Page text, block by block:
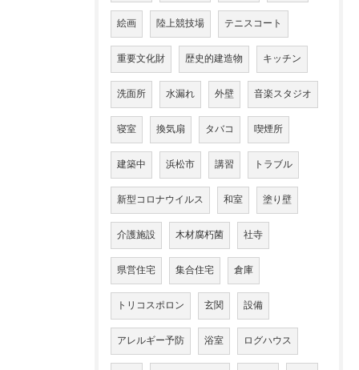
絵画 陸上競技場 テニスコート
重要文化財 歴史的建造物 キッチン
洗面所 水漏れ 外壁 音楽スタジオ
寝室 換気扇 タバコ 喫煙所
建築中 浜松市 講習 トラブル
新型コロナウイルス 和室 塗り壁
介護施設 木材腐朽菌 社寺
県営住宅 集合住宅 倉庫
トリコスポロン 玄関 設備
アレルギー予防 浴室 ログハウス